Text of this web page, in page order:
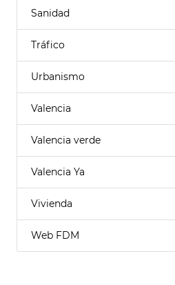
Sanidad
Tráfico
Urbanismo
Valencia
Valencia verde
Valencia Ya
Vivienda
Web FDM